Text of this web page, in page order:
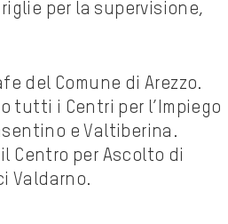
per la supervisione,
del Comune di Arezzo.
tutti i Centri per l’Impiego
e Valtiberina.
Centro per Ascolto di
Valdarno.